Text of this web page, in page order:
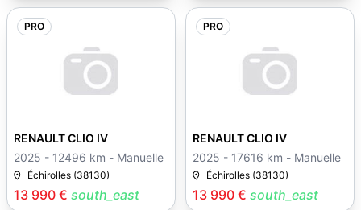
PRO
13 990 € south_east
RENAULT CLIO IV
2025 - 12496 km - Manuelle
Échirolles (38130)
PRO
13 990 € south_east
RENAULT CLIO IV
2025 - 17616 km - Manuelle
Échirolles (38130)